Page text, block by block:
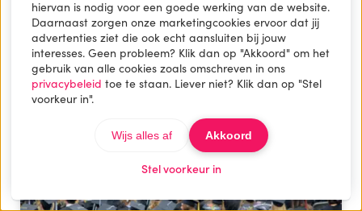
Het maken van een script voor
instructievideo’s
hiervan is nodig voor een goede werking van de website.
Daarnaast zorgen onze marketingcookies ervoor dat jij
advertenties ziet die ook echt aansluiten bij jouw
interesses. Geen probleem? Klik dan op "Akkoord" om het
gebruik van alle cookies zoals omschreven in ons
privacybeleid toe te staan. Liever niet? Klik dan op "Stel
voorkeur in".
Stel voorkeur in
Wijs alles af Akkoord